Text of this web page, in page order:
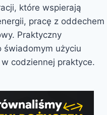
które wspierają
pracę z oddechem
Praktyczny
świadomym użyciu
codziennej praktyce.